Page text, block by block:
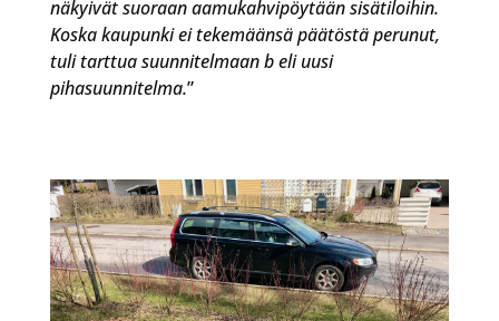
näkyivät suoraan aamukahvipöytään sisätiloihin.
Koska kaupunki ei tekemäänsä päätöstä perunut,
tuli tarttua suunnitelmaan b eli uusi
pihasuunnitelma.”